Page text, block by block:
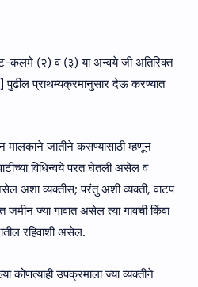
कलमे (२) व (३) या अन्वये जी अतिरिक्त
प्राथम्यक्रमानुसार देऊ करण्यात
मालकाने जातीने कसण्यासाठी म्हणून
विधिन्वये परत घेतली असेल व
अशा व्यक्तीस; परंतु अशी व्यक्ती, वाटप
ज्या गावात असेल त्या गावची किंवा
रहिवाशी असेल.
कोणत्याही उपक्रमाला ज्या व्यक्तीने